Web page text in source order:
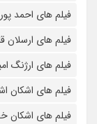
فیلم های احمد
فیلم های ارسلان
فیلم های ارژنگ
فیلم های اشکان
فیلم های اشکان